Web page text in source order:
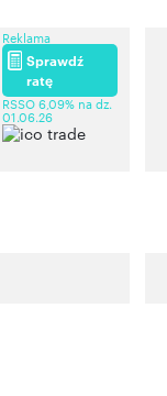
Reklama
Sprawdź
ratę
RSSO 6,09% na dz.
01.06.26